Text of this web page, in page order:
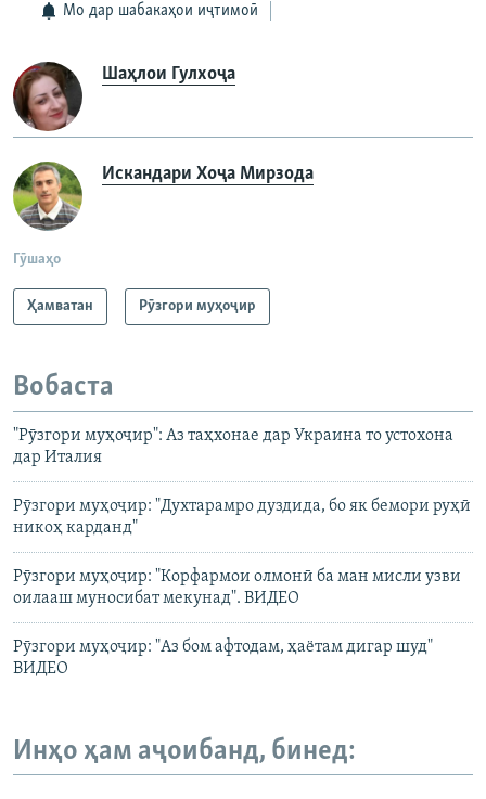
Мо дар шабакаҳои иҷтимоӣ
Шаҳлои Гулхоҷа
Искандари Хоҷа Мирзода
Гӯшаҳо
Ҳамватан Рӯзгори муҳоҷир
Вобаста
"Рӯзгори муҳоҷир": Аз таҳхонае дар Украина то устохона
дар Италия
Рӯзгори муҳоҷир: "Духтарамро дуздида, бо як бемори руҳӣ
никоҳ карданд"
Рӯзгори муҳоҷир: "Корфармои олмонӣ ба ман мисли узви
оилааш муносибат мекунад". ВИДЕО
Рӯзгори муҳоҷир: "Аз бом афтодам, ҳаётам дигар шуд"
ВИДЕО
Инҳо ҳам аҷоибанд, бинед: